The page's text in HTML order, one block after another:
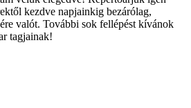
kezdve napjainkig bezárólag,
valót. További sok fellépést kívánok
tagjainak!